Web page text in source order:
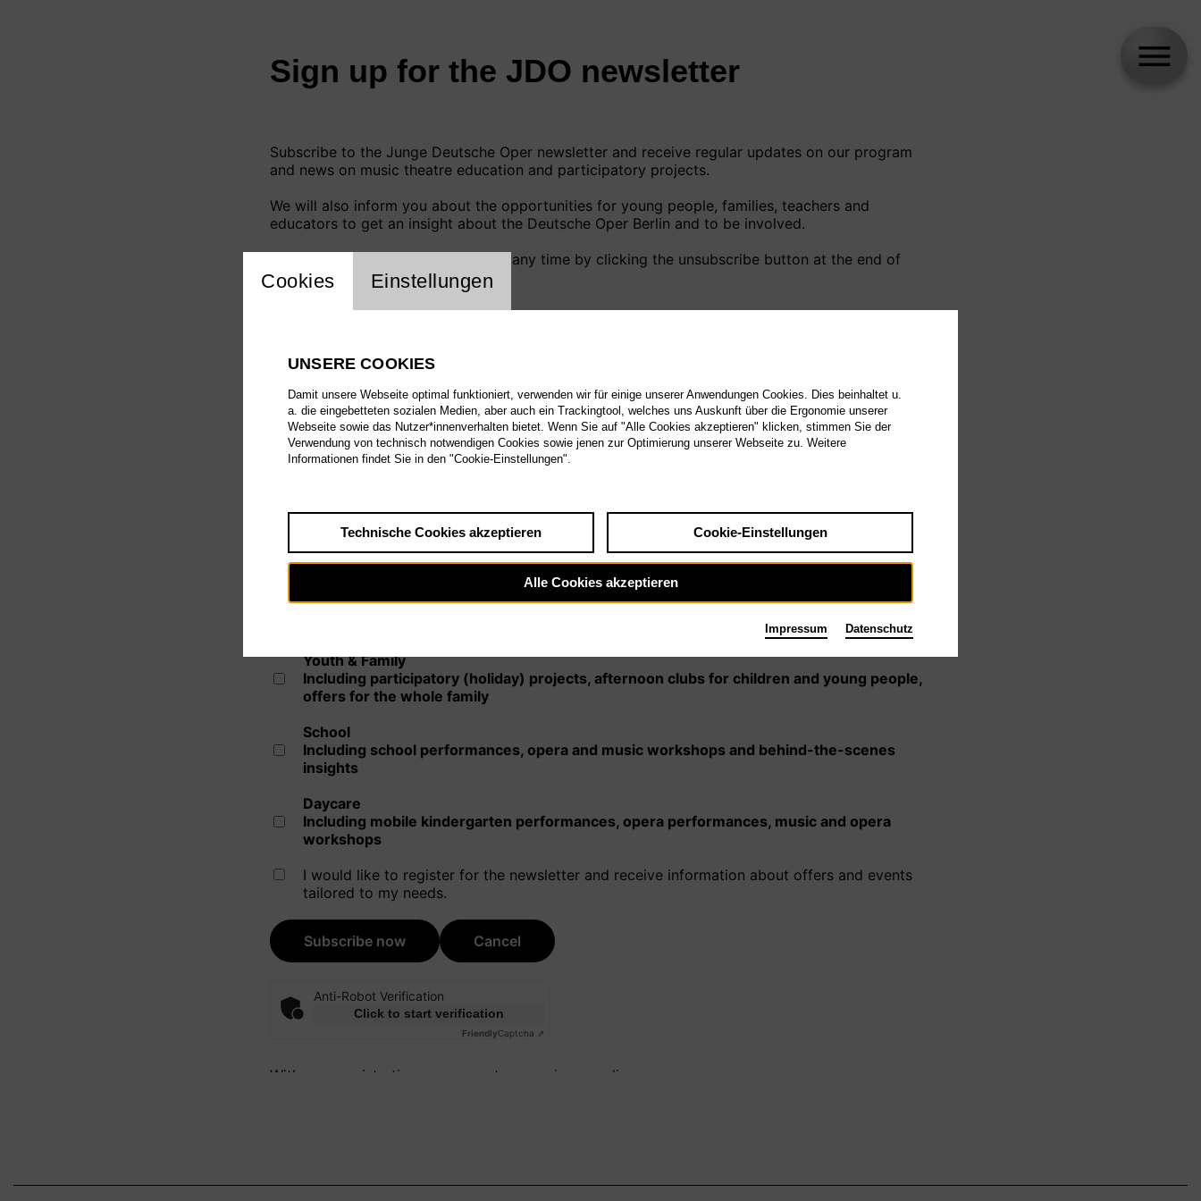
Einstellung Website Cookie
Cookies Einstellungen
UNSERE COOKIES
Damit unsere Webseite optimal funktioniert, verwenden wir für einige unserer Anwendungen Cookies. Dies beinhaltet u.
a. die eingebetteten sozialen Medien, aber auch ein Trackingtool, welches uns Auskunft über die Ergonomie unserer
Webseite sowie das Nutzer*innenverhalten bietet. Wenn Sie auf "Alle Cookies akzeptieren" klicken, stimmen Sie der
Verwendung von technisch notwendigen Cookies sowie jenen zur Optimierung unserer Webseite zu. Weitere
Informationen findet Sie in den "Cookie-Einstellungen".
Technische Cookies akzeptieren Cookie-Einstellungen
Alle Cookies akzeptieren
Impressum Datenschutz